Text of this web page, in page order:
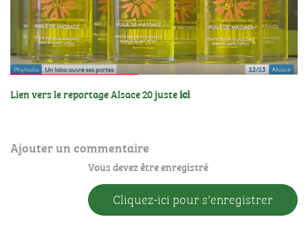
Lien vers le reportage Alsace 20 justeici
Ajouter un commentaire
Vous devez être enregistré
Cliquez-ici pour s'enregistrer